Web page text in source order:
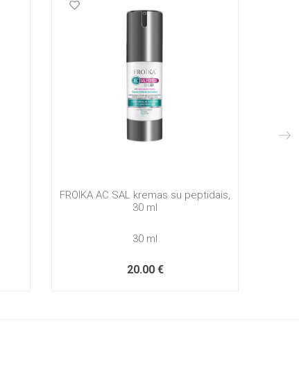
FROIKA AC SAL kremas su peptidais,
30 ml
30 ml
20.00 €